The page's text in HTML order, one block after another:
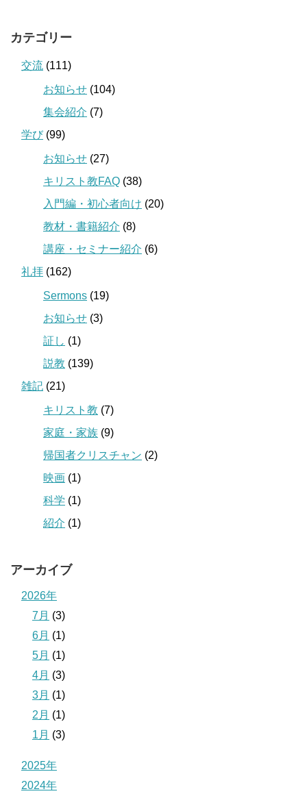
カテゴリー
交流 (111)
お知らせ (104)
集会紹介 (7)
学び(99)
お知らせ (27)
キリスト教FAQ (38)
入門編・初心者向け (20)
教材・書籍紹介 (8)
講座・セミナー紹介 (6)
礼拝 (162)
Sermons (19)
お知らせ (3)
証し (1)
説教 (139)
雑記 (21)
キリスト教 (7)
家庭・家族 (9)
帰国者クリスチャン (2)
映画 (1)
科学 (1)
紹介 (1)
アーカイブ
2026年
7月 (3)
6月 (1)
5月 (1)
4月 (3)
3月 (1)
2月 (1)
1月 (3)
2025年
2024年